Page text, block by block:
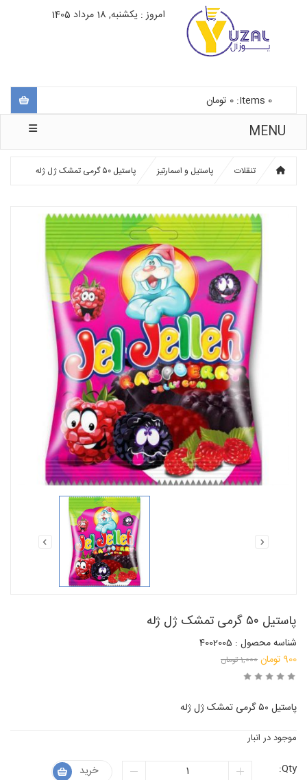
امروز : یکشنبه, 18 مرداد 1405
0
Items:
0 تومان
MENU
تنقلات پاستیل و اسمارتیز پاستیل ۵۰ گرمی تمشک ژل ژله
پاستیل ۵۰ گرمی تمشک ژل ژله
شناسه محصول : 4002005
قیمت
اصلی:
بود.
900 تومان
قیمت
900 تومان.
1,000تومان
پاستیل ۵۰ گرمی تمشک ژل ژله
موجود در انبار
Qty:
خرید